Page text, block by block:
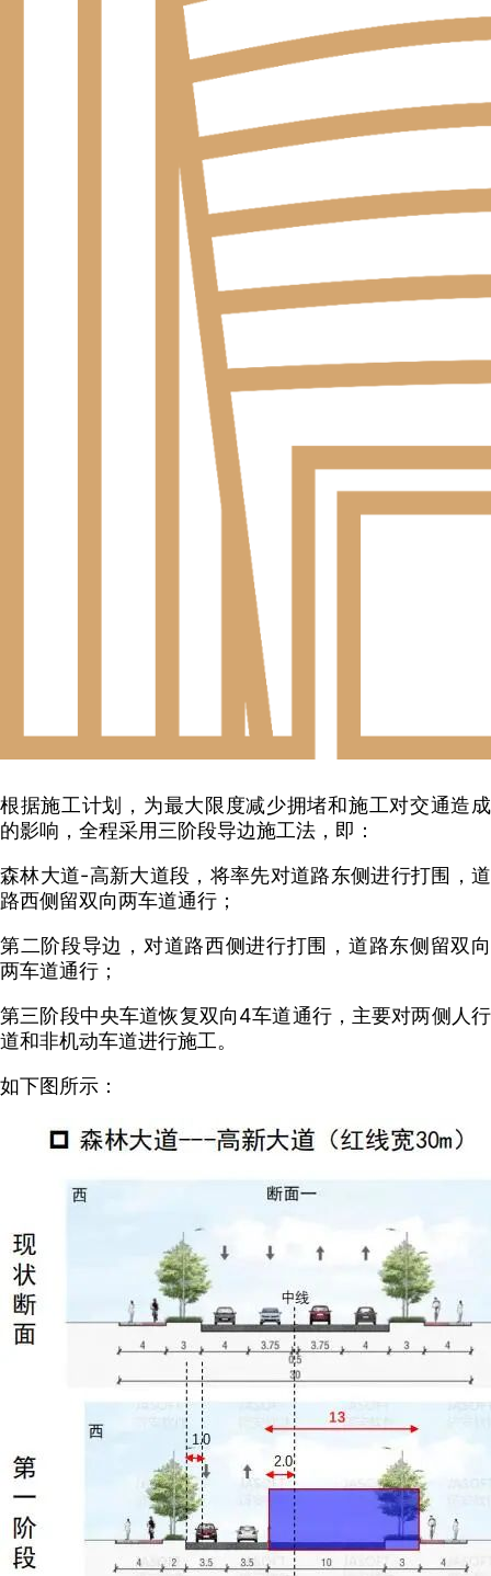
根据施工计划，为最大限度减少拥堵和施工对交通造成
的影响，全程采用三阶段导边施工法，即：
森林大道-高新大道段，将率先对道路东侧进行打围，道
路西侧留双向两车道通行；
第二阶段导边，对道路西侧进行打围，道路东侧留双向
两车道通行；
第三阶段中央车道恢复双向4车道通行，主要对两侧人行
道和非机动车道进行施工。
如下图所示：